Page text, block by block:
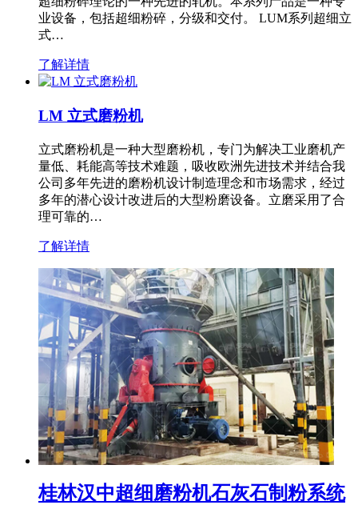
业设备，包括超细粉碎，分级和交付。 LUM系列超细立
式…
了解详情
LM 立式磨粉机
立式磨粉机是一种大型磨粉机，专门为解决工业磨机产
量低、耗能高等技术难题，吸收欧洲先进技术并结合我
公司多年先进的磨粉机设计制造理念和市场需求，经过
多年的潜心设计改进后的大型粉磨设备。立磨采用了合
理可靠的…
了解详情
桂林汉中超细磨粉机石灰石制粉系统